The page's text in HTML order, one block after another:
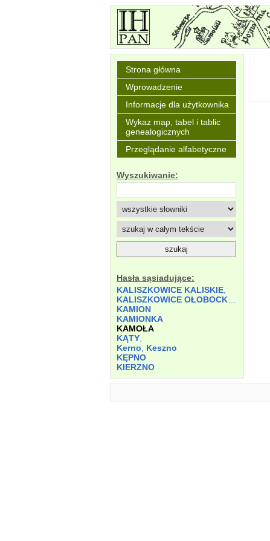
Strona główna
Wprowadzenie
Informacje dla użytkownika
Wykaz map, tabel i tablic
genealogicznych
Przeglądanie alfabetyczne
Wyszukiwanie:
Hasła sąsiadujące:
KALISZKOWICE KALISKIE
KAMION
KAMIONKA
KAMOŁA
KĄTY
Kerno
Keszno
KĘPNO
KIERZNO